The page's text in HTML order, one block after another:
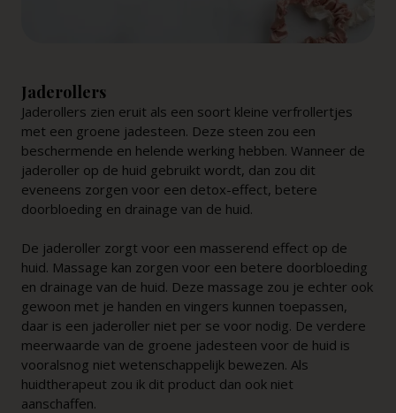
Jaderollers
Jaderollers zien eruit als een soort kleine verfrollertjes
met een groene jadesteen. Deze steen zou een
beschermende en helende werking hebben. Wanneer de
jaderoller op de huid gebruikt wordt, dan zou dit
eveneens zorgen voor een detox-effect, betere
doorbloeding en drainage van de huid.
De jaderoller zorgt voor een masserend effect op de
huid. Massage kan zorgen voor een betere doorbloeding
en drainage van de huid. Deze massage zou je echter ook
gewoon met je handen en vingers kunnen toepassen,
daar is een jaderoller niet per se voor nodig. De verdere
meerwaarde van de groene jadesteen voor de huid is
vooralsnog niet wetenschappelijk bewezen. Als
huidtherapeut zou ik dit product dan ook niet
aanschaffen.